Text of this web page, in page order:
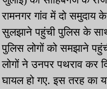
रामनगर गांव में दो
सुलझाने पहुंची पुलिस के
पुलिस लोगों को समझाने
लोगों ने उनपर पथराव कर
घायल हो गए. इस तरह का